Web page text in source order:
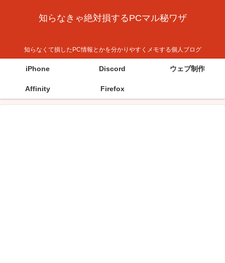
知らなきゃ絶対損するPCマル秘ワザ
知らなくて損したPC情報とかを分かりやすくメモする個人ブログ
iPhone Discord ウェブ制作
Affinity Firefox